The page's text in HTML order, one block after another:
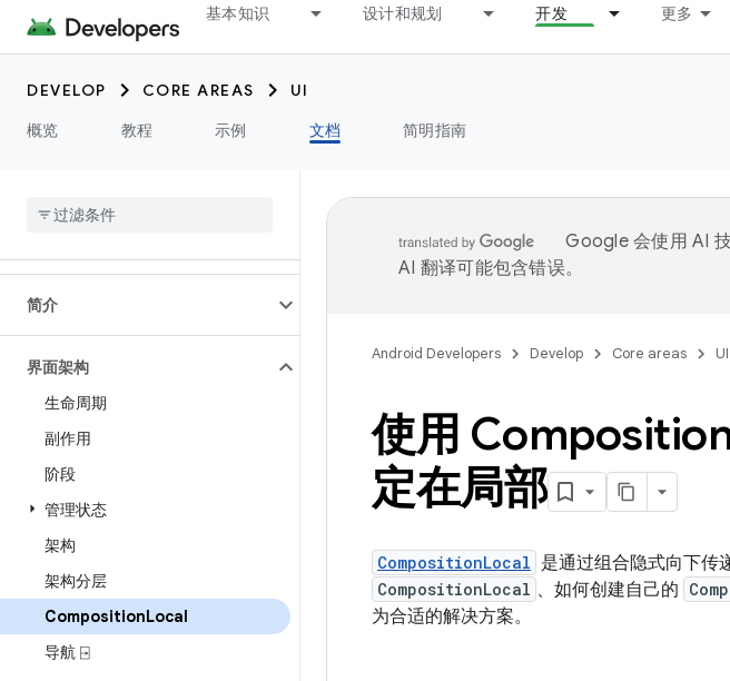
基本知识 设计和规划 开发 更多
DEVELOP CORE AREAS
UI
概览
教程 示例 文档 简明指南
简介
界面架构
生命周期
副作用
阶段
管理状态
架构
架构分层
CompositionLocal
导航 ⍈
Google 会使用 AI
AI 翻译可能包含错误。
Android Developers Develop Core areas UI
使用
定在局部
CompositionLocal 是通过组合隐式向下传
CompositionLocal 、如何创建自己的
为合适的解决方案。